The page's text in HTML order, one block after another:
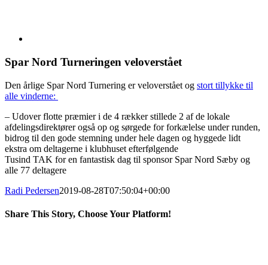
billede
Spar Nord Turneringen veloverstået
Den årlige Spar Nord Turnering er veloverstået og stort tillykke til
alle vinderne:
– Udover flotte præmier i de 4 rækker stillede 2 af de lokale
afdelingsdirektører også op og sørgede for forkælelse under runden,
bidrog til den gode stemning under hele dagen og hyggede lidt
ekstra om deltagerne i klubhuset efterfølgende
Tusind TAK for en fantastisk dag til sponsor Spar Nord Sæby og
alle 77 deltagere
Radi Pedersen2019-08-28T07:50:04+00:00
Share This Story, Choose Your Platform!